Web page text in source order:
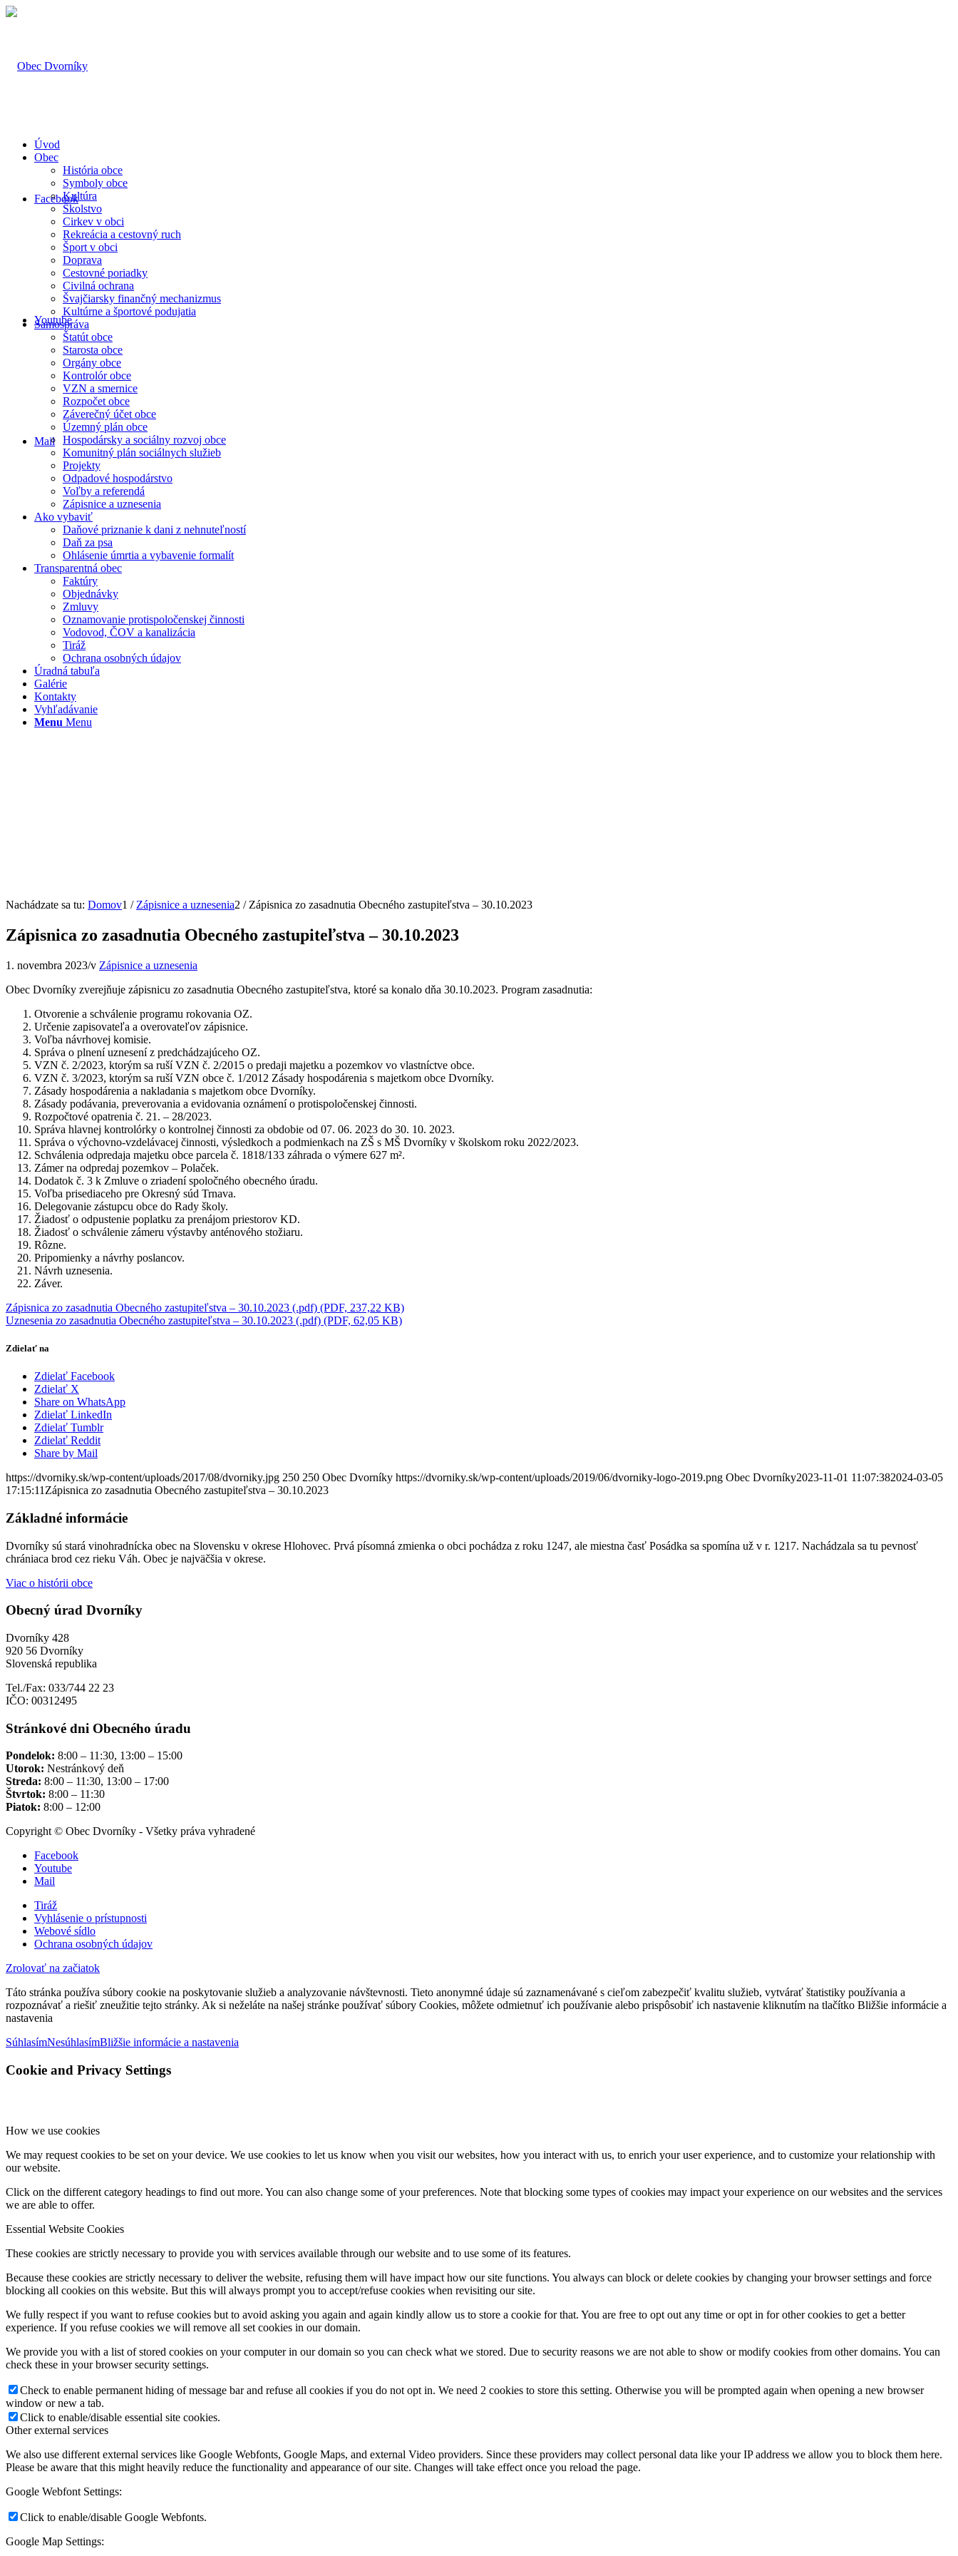
Facebook
Youtube
Mail
Úvod
Obec
História obce
Symboly obce
Kultúra
Školstvo
Cirkev v obci
Rekreácia a cestovný ruch
Šport v obci
Doprava
Cestovné poriadky
Civilná ochrana
Švajčiarsky finančný mechanizmus
Kultúrne a športové podujatia
Samospráva
Štatút obce
Starosta obce
Orgány obce
Kontrolór obce
VZN a smernice
Rozpočet obce
Záverečný účet obce
Územný plán obce
Hospodársky a sociálny rozvoj obce
Komunitný plán sociálnych služieb
Projekty
Odpadové hospodárstvo
Voľby a referendá
Zápisnice a uznesenia
Ako vybaviť
Daňové priznanie k dani z nehnuteľností
Daň za psa
Ohlásenie úmrtia a vybavenie formalít
Transparentná obec
Faktúry
Objednávky
Zmluvy
Oznamovanie protispoločenskej činnosti
Vodovod, ČOV a kanalizácia
Tiráž
Ochrana osobných údajov
Úradná tabuľa
Galérie
Kontakty
Vyhľadávanie
Menu Menu
Nachádzate sa tu: Domov1 / Zápisnice a uznesenia2 / Zápisnica zo zasadnutia Obecného zastupiteľstva – 30.10.2023
Zápisnica zo zasadnutia Obecného zastupiteľstva – 30.10.2023
1. novembra 2023/v Zápisnice a uznesenia
Obec Dvorníky zverejňuje zápisnicu zo zasadnutia Obecného zastupiteľstva, ktoré sa konalo dňa 30.10.2023. Program zasadnutia:
Otvorenie a schválenie programu rokovania OZ.
Určenie zapisovateľa a overovateľov zápisnice.
Voľba návrhovej komisie.
Správa o plnení uznesení z predchádzajúceho OZ.
VZN č. 2/2023, ktorým sa ruší VZN č. 2/2015 o predaji majetku a pozemkov vo vlastníctve obce.
VZN č. 3/2023, ktorým sa ruší VZN obce č. 1/2012 Zásady hospodárenia s majetkom obce Dvorníky.
Zásady hospodárenia a nakladania s majetkom obce Dvorníky.
Zásady podávania, preverovania a evidovania oznámení o protispoločenskej činnosti.
Rozpočtové opatrenia č. 21. – 28/2023.
Správa hlavnej kontrolórky o kontrolnej činnosti za obdobie od 07. 06. 2023 do 30. 10. 2023.
Správa o výchovno-vzdelávacej činnosti, výsledkoch a podmienkach na ZŠ s MŠ Dvorníky v školskom roku 2022/2023.
Schválenia odpredaja majetku obce parcela č. 1818/133 záhrada o výmere 627 m².
Zámer na odpredaj pozemkov – Polaček.
Dodatok č. 3 k Zmluve o zriadení spoločného obecného úradu.
Voľba prisediaceho pre Okresný súd Trnava.
Delegovanie zástupcu obce do Rady školy.
Žiadosť o odpustenie poplatku za prenájom priestorov KD.
Žiadosť o schválenie zámeru výstavby anténového stožiaru.
Rôzne.
Pripomienky a návrhy poslancov.
Návrh uznesenia.
Záver.
Zápisnica zo zasadnutia Obecného zastupiteľstva – 30.10.2023 (.pdf) (PDF, 237,22 KB)
Uznesenia zo zasadnutia Obecného zastupiteľstva – 30.10.2023 (.pdf) (PDF, 62,05 KB)
Zdielať na
Zdielať Facebook
Zdielať X
Share on WhatsApp
Zdielať LinkedIn
Zdielať Tumblr
Zdielať Reddit
Share by Mail
https://dvorniky.sk/wp-content/uploads/2017/08/dvorniky.jpg 250 250 Obec Dvorníky https://dvorniky.sk/wp-content/uploads/2019/06/dvorniky-logo-2019.png Obec Dvorníky2023-11-01 11:07:382024-03-05
17:15:11 Zápisnica zo zasadnutia Obecného zastupiteľstva – 30.10.2023
Základné informácie
Dvorníky sú stará vinohradnícka obec na Slovensku v okrese Hlohovec. Prvá písomná zmienka o obci pochádza z roku 1247, ale miestna časť Posádka sa spomína už v r. 1217. Nachádzala sa tu pevnosť
chrániaca brod cez rieku Váh. Obec je najväčšia v okrese.
Viac o histórii obce
Obecný úrad Dvorníky
Dvorníky 428
920 56 Dvorníky
Slovenská republika
Tel./Fax: 033/744 22 23
IČO: 00312495
Stránkové dni Obecného úradu
Pondelok: 8:00 – 11:30, 13:00 – 15:00
Utorok: Nestránkový deň
Streda: 8:00 – 11:30, 13:00 – 17:00
Štvrtok: 8:00 – 11:30
Piatok: 8:00 – 12:00
Copyright © Obec Dvorníky - Všetky práva vyhradené
Facebook
Youtube
Mail
Tiráž
Vyhlásenie o prístupnosti
Webové sídlo
Ochrana osobných údajov
Zrolovať na začiatok
Táto stránka používa súbory cookie na poskytovanie služieb a analyzovanie návštevnosti. Tieto anonymné údaje sú zaznamenávané s cieľom zabezpečiť kvalitu služieb, vytvárať štatistiky používania a
rozpoznávať a riešiť zneužitie tejto stránky. Ak si neželáte na našej stránke používať súbory Cookies, môžete odmietnuť ich používanie alebo prispôsobiť ich nastavenie kliknutím na tlačítko Bližšie informácie a
nastavenia
SúhlasímNesúhlasímBližšie informácie a nastavenia
Cookie and Privacy Settings
How we use cookies
We may request cookies to be set on your device. We use cookies to let us know when you visit our websites, how you interact with us, to enrich your user experience, and to customize your relationship with
our website.
Click on the different category headings to find out more. You can also change some of your preferences. Note that blocking some types of cookies may impact your experience on our websites and the services
we are able to offer.
Essential Website Cookies
These cookies are strictly necessary to provide you with services available through our website and to use some of its features.
Because these cookies are strictly necessary to deliver the website, refusing them will have impact how our site functions. You always can block or delete cookies by changing your browser settings and force
blocking all cookies on this website. But this will always prompt you to accept/refuse cookies when revisiting our site.
We fully respect if you want to refuse cookies but to avoid asking you again and again kindly allow us to store a cookie for that. You are free to opt out any time or opt in for other cookies to get a better
experience. If you refuse cookies we will remove all set cookies in our domain.
We provide you with a list of stored cookies on your computer in our domain so you can check what we stored. Due to security reasons we are not able to show or modify cookies from other domains. You can
check these in your browser security settings.
Check to enable permanent hiding of message bar and refuse all cookies if you do not opt in. We need 2 cookies to store this setting. Otherwise you will be prompted again when opening a new browser
window or new a tab.
Click to enable/disable essential site cookies.
Other external services
We also use different external services like Google Webfonts, Google Maps, and external Video providers. Since these providers may collect personal data like your IP address we allow you to block them here.
Please be aware that this might heavily reduce the functionality and appearance of our site. Changes will take effect once you reload the page.
Google Webfont Settings:
Click to enable/disable Google Webfonts.
Google Map Settings: